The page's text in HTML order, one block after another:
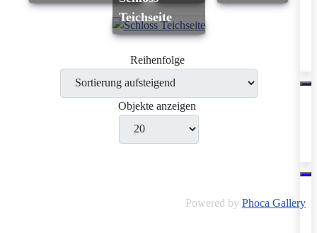
Teichseite
Reihenfolge
Objekte anzeigen
Powered by Phoca Gallery